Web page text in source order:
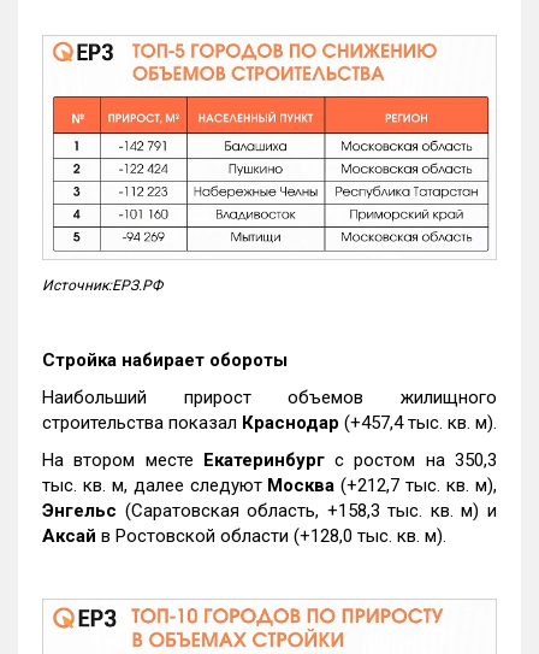
Источник:ЕРЗ.РФ
Стройка набирает обороты
Наибольший прирост объемов жилищного
строительства показал Краснодар (+457,4 тыс. кв. м).
На втором месте Екатеринбургс ростом на 350,3
тыс. кв. м, далее следуют Москва (+212,7 тыс. кв. м),
Энгельс (Саратовская область, +158,3 тыс. кв. м) и
Аксай в Ростовской области (+128,0 тыс. кв. м).